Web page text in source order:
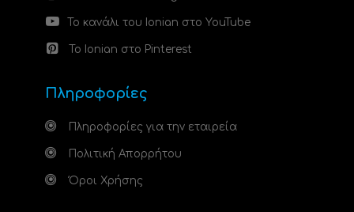
Το κανάλι του Ionian στο YouTube
Το Ionian στο Pinterest
Πληροφορίες
Πληροφορίες για την εταιρεία
Πολιτική Απορρήτου
Όροι Χρήσης